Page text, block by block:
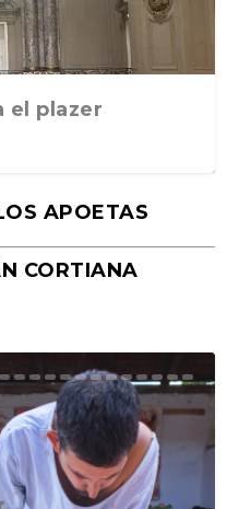
el plazer
Lindbäck.
Gonçalves.
el gran amor de
de Philippe
noches de
APOETAS
CORTIANA